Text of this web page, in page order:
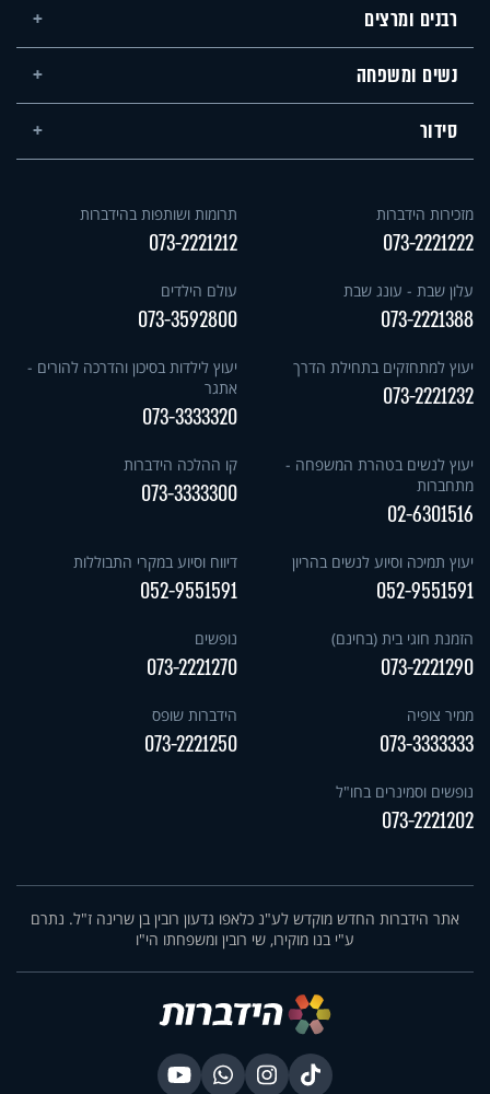
רבנים ומרצים
נשים ומשפחה
סידור
מזכירות הידברות
073-2221222
תרומות ושותפות בהידברות
073-2221212
עלון שבת - עונג שבת
073-2221388
עולם הילדים
073-3592800
יעוץ למתחזקים בתחילת הדרך
073-2221232
יעוץ לילדות בסיכון והדרכה להורים -
אתגר
073-3333320
יעוץ לנשים בטהרת המשפחה -
מתחברות
02-6301516
קו ההלכה הידברות
073-3333300
יעוץ תמיכה וסיוע לנשים בהריון
052-9551591
דיווח וסיוע במקרי התבוללות
052-9551591
הזמנת חוגי בית (בחינם)
073-2221290
נופשים
073-2221270
ממיר צופיה
073-3333333
הידברות שופס
073-2221250
נופשים וסמינרים בחו"ל
073-2221202
אתר הידברות החדש מוקדש לע"נ כלאפו גדעון רובין בן שרינה ז"ל. נתרם
ע"י בנו מוקירו, שי רובין ומשפחתו הי"ו